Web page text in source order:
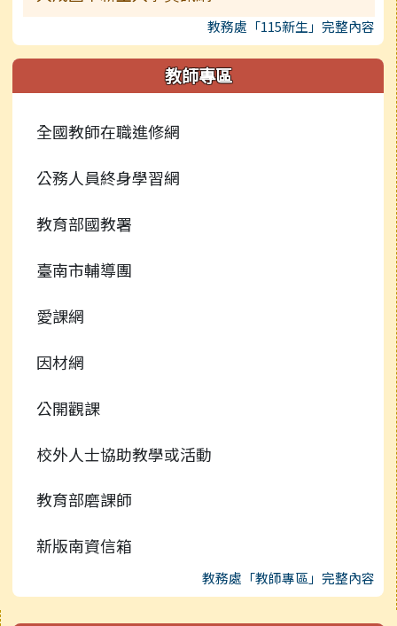
教務處「115新生」完整內容
教師專區
全國教師在職進修網
公務人員終身學習網
教育部國教署
臺南市輔導團
愛課網
因材網
公開觀課
校外人士協助教學或活動
教育部磨課師
新版南資信箱
教務處「教師專區」完整內容